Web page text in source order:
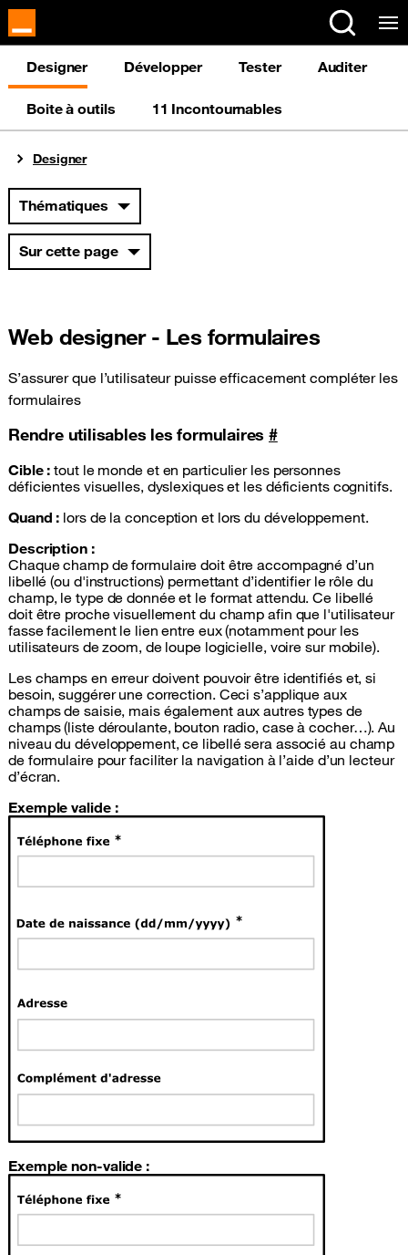
Panneau de gestion des cookies
Designer Développer Tester Auditer
Boite à outils 11 Incontournables
Vous êtes ici
Designer
Thématiques
Sur cette page
Web designer - Les formulaires
S’assurer que l’utilisateur puisse efficacement compléter les
formulaires
Rendre utilisables les formulaires#
Cible : tout le monde et en particulier les personnes
déficientes visuelles, dyslexiques et les déficients cognitifs.
Quand : lors de la conception et lors du développement.
Description :
Chaque champ de formulaire doit être accompagné d’un
libellé (ou d'instructions) permettant d’identifier le rôle du
champ, le type de donnée et le format attendu. Ce libellé
doit être proche visuellement du champ afin que l'utilisateur
fasse facilement le lien entre eux (notamment pour les
utilisateurs de zoom, de loupe logicielle, voire sur mobile).
Les champs en erreur doivent pouvoir être identifiés et, si
besoin, suggérer une correction. Ceci s’applique aux
champs de saisie, mais également aux autres types de
champs (liste déroulante, bouton radio, case à cocher…). Au
niveau du développement, ce libellé sera associé au champ
de formulaire pour faciliter la navigation à l’aide d’un lecteur
d’écran.
Exemple valide :
Exemple non-valide :